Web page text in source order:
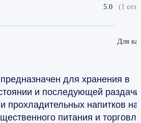
5.0 (1
Для
для хранения в
и последующей раздачи
прохладительных напитков на
питания и